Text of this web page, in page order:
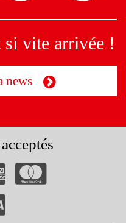
vite arrivée !
news